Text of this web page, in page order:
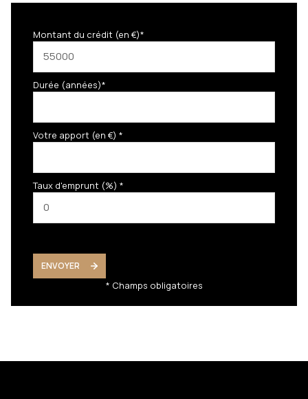
Montant du crédit (en €)*
Durée (années)*
Votre apport (en €) *
Taux d'emprunt (%) *
ENVOYER
* Champs obligatoires